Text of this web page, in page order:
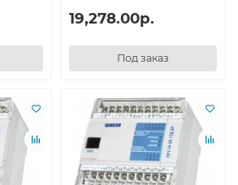
19,278.00р.
Под заказ